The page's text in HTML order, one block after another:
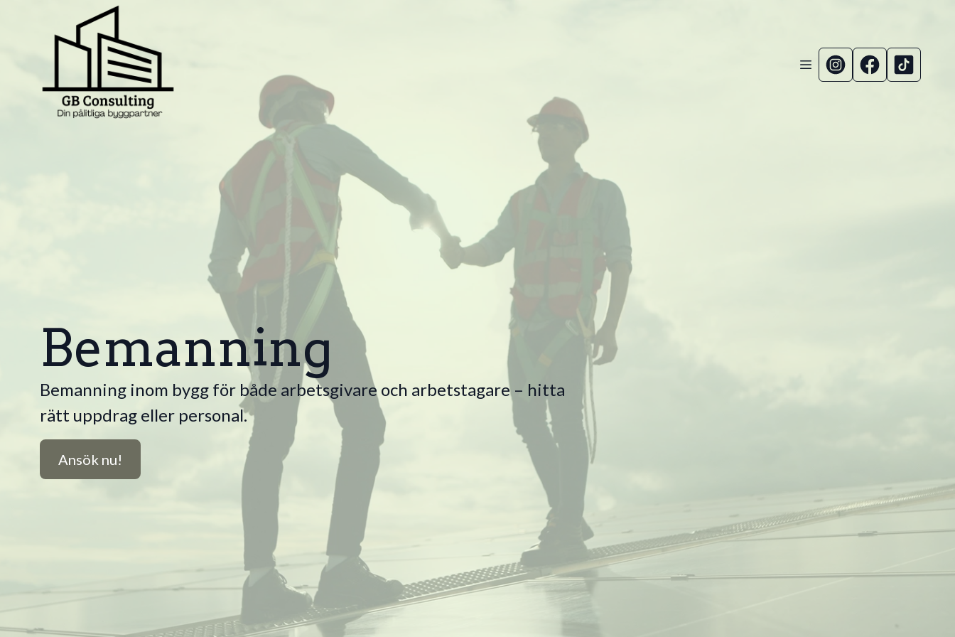
Bemanning
Bemanning inom bygg för både arbetsgivare och arbetstagare – hitta
rätt uppdrag eller personal.
Ansök nu!